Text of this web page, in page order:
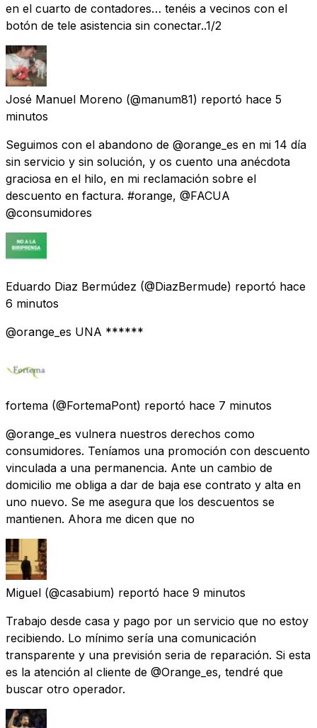
en el cuarto de contadores… tenéis a vecinos con el
botón de tele asistencia sin conectar..1/2
José Manuel Moreno (@manum81) reportó hace 5
minutos
Seguimos con el abandono de @orange_es en mi 14 día
sin servicio y sin solución, y os cuento una anécdota
graciosa en el hilo, en mi reclamación sobre el
descuento en factura. #orange, @FACUA
@consumidores
Eduardo Diaz Bermúdez (@DiazBermude) reportó hace
6 minutos
@orange_es UNA ******
fortema (@FortemaPont) reportó hace 7 minutos
@orange_es vulnera nuestros derechos como
consumidores. Teníamos una promoción con descuento
vinculada a una permanencia. Ante un cambio de
domicilio me obliga a dar de baja ese contrato y alta en
uno nuevo. Se me asegura que los descuentos se
mantienen. Ahora me dicen que no
Miguel (@casabium) reportó hace 9 minutos
Trabajo desde casa y pago por un servicio que no estoy
recibiendo. Lo mínimo sería una comunicación
transparente y una previsión seria de reparación. Si esta
es la atención al cliente de @Orange_es, tendré que
buscar otro operador.